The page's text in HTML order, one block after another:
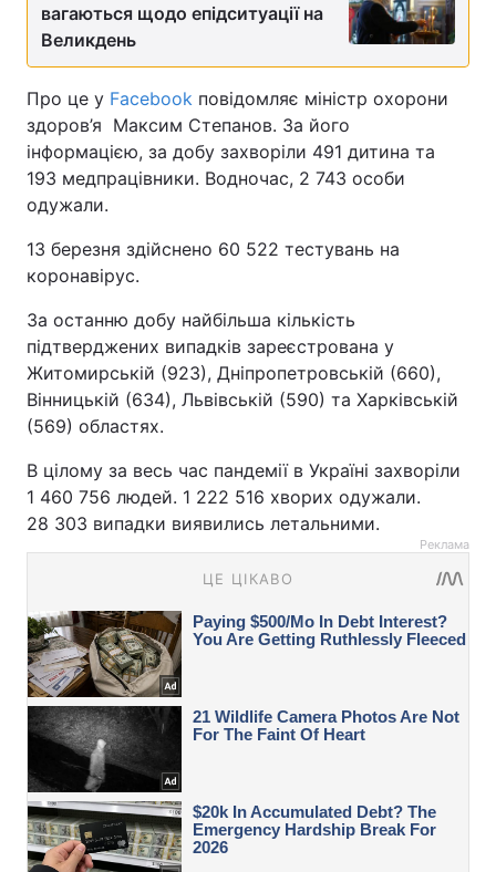
вагаються щодо епідситуації на
Великдень
Про це у Facebook повідомляє міністр охорони
здоров’я Максим Степанов. За його
інформацією, за добу захворіли 491 дитина та
193 медпрацівники. Водночас, 2 743 особи
одужали.
13 березня здійснено 60 522 тестувань на
коронавірус.
За останню добу найбільша кількість
підтверджених випадків зареєстрована у
Житомирській (923), Дніпропетровській (660),
Вінницькій (634), Львівській (590) та Харківській
(569) областях.
В цілому за весь час пандемії в Україні захворіли
1 460 756 людей. 1 222 516 хворих одужали.
28 303 випадки виявились летальними.
Реклама